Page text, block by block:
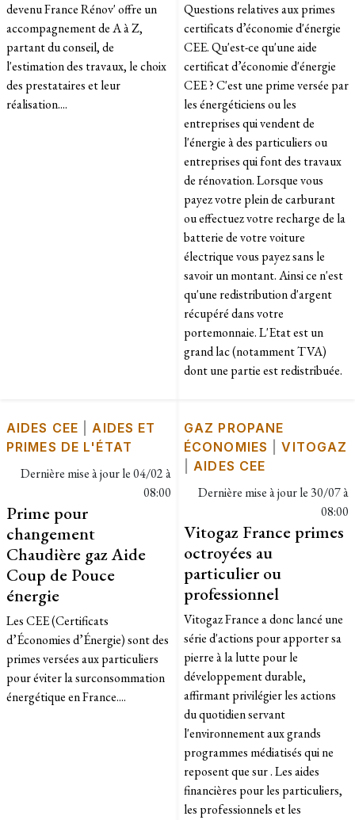
devenu France Rénov' offre un
accompagnement de A à Z,
partant du conseil, de
l'estimation des travaux, le choix
des prestataires et leur
réalisation....
Questions relatives aux primes
certificats d’économie d'énergie
CEE. Qu'est-ce qu'une aide
certificat d’économie d'énergie
CEE ? C'est une prime versée par
les énergéticiens ou les
entreprises qui vendent de
l'énergie à des particuliers ou
entreprises qui font des travaux
de rénovation. Lorsque vous
payez votre plein de carburant
ou effectuez votre recharge de la
batterie de votre voiture
électrique vous payez sans le
savoir un montant. Ainsi ce n'est
qu'une redistribution d'argent
récupéré dans votre
portemonnaie. L'Etat est un
grand lac (notamment TVA)
dont une partie est redistribuée.
AIDES CEE |AIDES ET
PRIMES DE L'ÉTAT
Dernière mise à jour le04/02 à
08:00
Prime pour
changement
Chaudière gaz Aide
Coup de Pouce
énergie
Les CEE (Certificats
d’Économies d’Énergie) sont des
primes versées aux particuliers
pour éviter la surconsommation
énergétique en France....
GAZ PROPANE
ÉCONOMIES
|VITOGAZ
|AIDES CEE
Dernière mise à jour le 30/07 à
08:00
Vitogaz France primes
octroyées au
particulier ou
professionnel
Vitogaz France a donc lancé une
série d'actions pour apporter sa
pierre à la lutte pour le
développement durable,
affirmant privilégier les actions
du quotidien servant
l'environnement aux grands
programmes médiatisés qui ne
reposent que sur . Les aides
financières pour les particuliers,
les professionnels et les